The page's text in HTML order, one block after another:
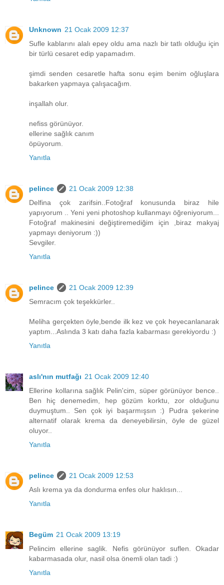
Unknown 21 Ocak 2009 12:37
Sufle kablarını alalı epey oldu ama nazlı bir tatlı olduğu için
bir türlü cesaret edip yapamadım.
şimdi senden cesaretle hafta sonu eşim benim oğluşlara
bakarken yapmaya çalışacağım.
inşallah olur.
nefiss görünüyor.
ellerine sağlık canım
öpüyorum.
Yanıtla
pelince
21 Ocak 2009 12:38
Delfina çok zarifsin..Fotoğraf konusunda biraz hile
yapıyorum .. Yeni yeni photoshop kullanmayı öğreniyorum...
Fotoğraf makinesini değiştiremediğim için ,biraz makyaj
yapmayı deniyorum :))
Sevgiler.
Yanıtla
pelince
21 Ocak 2009 12:39
Semracım çok teşekkürler..
Meliha gerçekten öyle,bende ilk kez ve çok heyecanlanarak
yaptım...Aslında 3 katı daha fazla kabarması gerekiyordu :)
Yanıtla
aslı'nın mutfağı 21 Ocak 2009 12:40
Ellerine kollarına sağlık Pelin'cim, süper görünüyor bence..
Ben hiç denemedim, hep gözüm korktu, zor olduğunu
duymuştum.. Sen çok iyi başarmışsın :) Pudra şekerine
alternatif olarak krema da deneyebilirsin, öyle de güzel
oluyor..
Yanıtla
pelince
21 Ocak 2009 12:53
Aslı krema ya da dondurma enfes olur haklısın...
Yanıtla
Begüm 21 Ocak 2009 13:19
Pelincim ellerine saglik. Nefis görünüyor suflen. Okadar
kabarmasada olur, nasil olsa önemli olan tadi :)
Yanıtla